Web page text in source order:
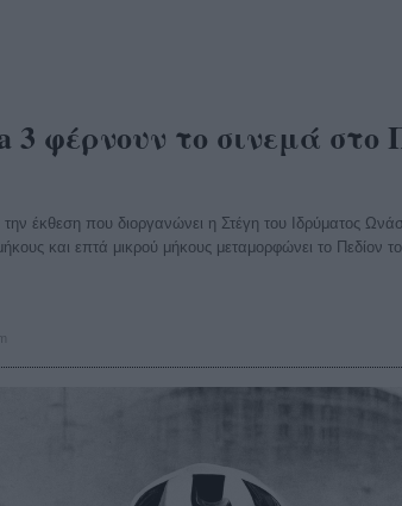
3 φέρνουν το σινεμά στο
έκθεση που διοργανώνει η Στέγη του Ιδρύματος
και επτά μικρού μήκους μεταμορφώνει το Πεδίον